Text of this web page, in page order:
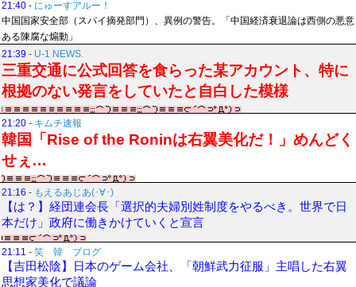
21:40 - にゅーすアルー！
中国国家安全部（スパイ摘発部門）、異例の警告。「中国経済衰退論は西側の悪意
ある陳腐な煽動」
21:39 - U-1 NEWS.
三重交通に公式回答を食らった某アカウント、特に
根拠のない発言をしていたと自白した模様
21:20 - キムチ速報
韓国「Rise of the Roninは右翼美化だ！」めんどく
せぇ…
21:16 - もえるあじあ(･∀･)
【は？】経団連会長「選択的夫婦別姓制度をやるべき。世界で日
本だけ」政府に働きかけていくと宣言
21:11 - 笑 韓 ブログ
【吉田松陰】日本のゲーム会社、「朝鮮武力征服」主唱した右翼
思想家美化で議論